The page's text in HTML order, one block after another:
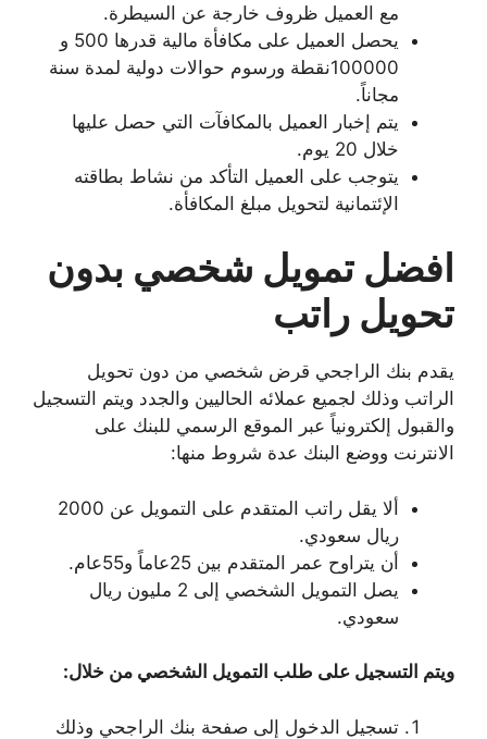
مع العميل ظروف خارجة عن السيطرة.
يحصل العميل على مكافأة مالية قدرها 500 و
100000نقطة ورسوم حوالات دولية لمدة سنة
مجاناً.
يتم إخبار العميل بالمكافآت التي حصل عليها
خلال 20 يوم.
يتوجب على العميل التأكد من نشاط بطاقته
الإئتمانية لتحويل مبلغ المكافأة.
افضل تمويل شخصي بدون
تحويل راتب
يقدم بنك الراجحي قرض شخصي من دون تحويل
الراتب وذلك لجميع عملائه الحاليين والجدد ويتم التسجيل
والقبول إلكترونياً عبر الموقع الرسمي للبنك على
الانترنت ووضع البنك عدة شروط منها:
ألا يقل راتب المتقدم على التمويل عن 2000
ريال سعودي.
أن يتراوح عمر المتقدم بين 25عاماً و55عام.
يصل التمويل الشخصي إلى 2 مليون ريال
سعودي.
ويتم التسجيل على طلب التمويل الشخصي من خلال:
تسجيل الدخول إلى صفحة بنك الراجحي وذلك